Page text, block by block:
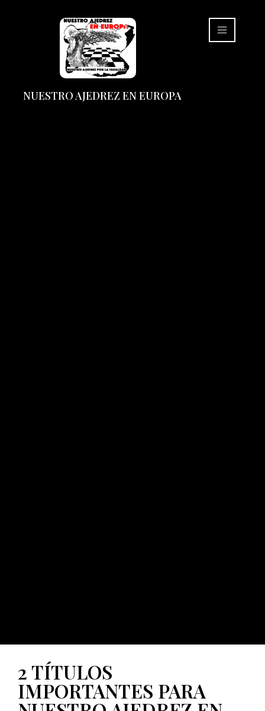
NUESTRO AJEDREZ EN EUROPA
2 TÍTULOS
IMPORTANTES PARA